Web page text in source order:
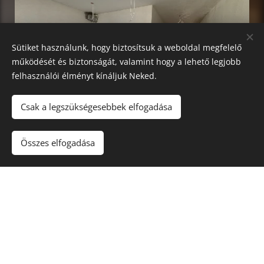
Sütiket használunk, hogy biztosítsuk a weboldal megfelelő
működését és biztonságát, valamint hogy a lehető legjobb
felhasználói élményt kínáljuk Neked.
Csak a legszükségesebbek elfogadása
Összes elfogadása